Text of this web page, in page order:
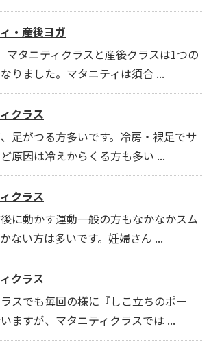
・産後ヨガ
マタニティクラスと産後クラスは1つの
りました。マタニティは須合 ...
クラス
足がつる方多いです。冷房・裸足でサ
原因は冷えからくる方も多い ...
クラス
に動かす運動一般の方もなかなかスム
ない方は多いです。妊婦さん ...
クラス
スでも毎回の様に『しこ立ちのポー
ますが、マタニティクラスでは ...